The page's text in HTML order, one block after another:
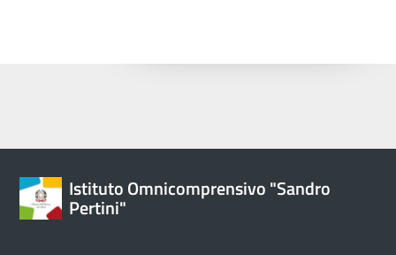
Istituto Omnicomprensivo "Sandro
Pertini"